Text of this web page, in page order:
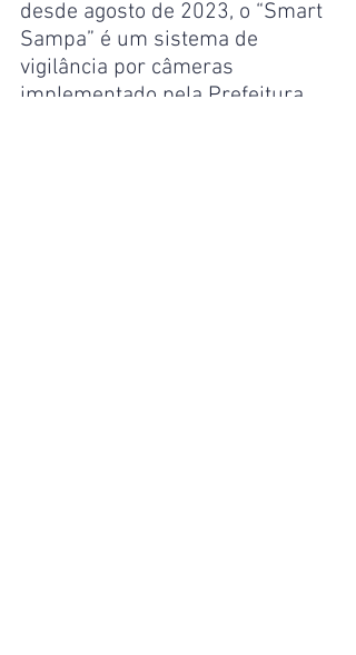
desde agosto de 2023, o “Smart
Sampa” é um sistema de
vigilância por câmeras
implementado pela Prefeitura